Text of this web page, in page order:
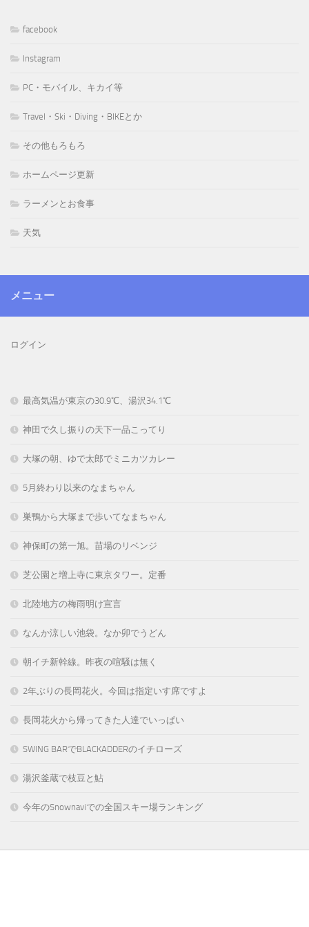
facebook
Instagram
PC・モバイル、キカイ等
Travel・Ski・Diving・BIKEとか
その他もろもろ
ホームページ更新
ラーメンとお食事
天気
メニュー
ログイン
最高気温が東京の30.9℃、湯沢34.1℃
神田で久し振りの天下一品こってり
大塚の朝、ゆで太郎でミニカツカレー
5月終わり以来のなまちゃん
巣鴨から大塚まで歩いてなまちゃん
神保町の第一旭。苗場のリベンジ
芝公園と増上寺に東京タワー。定番
北陸地方の梅雨明け宣言
なんか涼しい池袋。なか卯でうどん
朝イチ新幹線。昨夜の喧騒は無く
2年ぶりの長岡花火。今回は指定いす席ですよ
長岡花火から帰ってきた人達でいっぱい
SWING BARでBLACKADDERのイチローズ
湯沢釜蔵で枝豆と鮎
今年のSnownaviでの全国スキー場ランキング